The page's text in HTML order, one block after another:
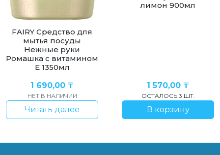
FAIRY Средство для
мытья посуды
Нежные руки
Ромашка с витамином
Е 1350мл
1 690,00 ₸
НЕТ В НАЛИЧИИ
Читать далее
лимон 900мл
1 570,00 ₸
ОСТАЛОСЬ 3 ШТ.
В корзину